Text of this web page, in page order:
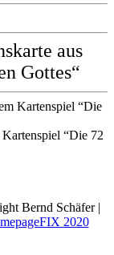
aus
Gottes“
“Die 72
Bernd Schäfer |
2020